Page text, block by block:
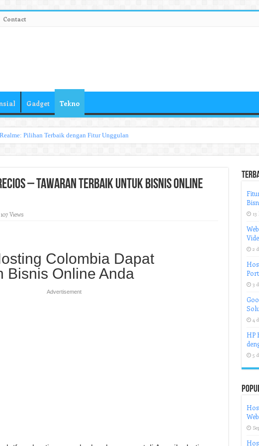
Contact
Gadget Tekno
Pilihan Terbaik dengan Fitur Unggulan
– Tawaran Terbaik untuk Bisnis Online
107 Views
Colombia Dapat
Bisnis Online Anda
Advertisement
2
3
4
HP
5